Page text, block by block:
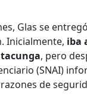
Glas se
Inicialmente, iba
, pero
(SNAI)
de